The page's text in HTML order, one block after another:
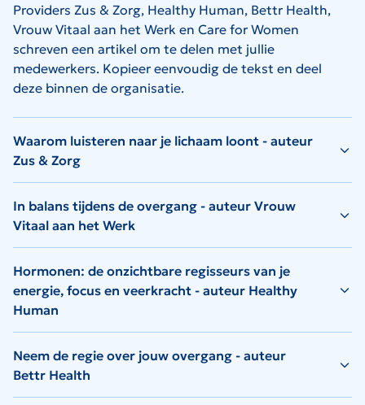
Providers Zus & Zorg, Healthy Human, Bettr Health,
Vrouw Vitaal aan het Werk en Care for Women
schreven een artikel om te delen met jullie
medewerkers. Kopieer eenvoudig de tekst en deel
deze binnen de organisatie.
Waarom luisteren naar je lichaam loont - auteur
Zus & Zorg
In balans tijdens de overgang - auteur Vrouw
Vitaal aan het Werk
Hormonen: de onzichtbare regisseurs van je
energie, focus en veerkracht - auteur Healthy
Human
Neem de regie over jouw overgang - auteur
Bettr Health